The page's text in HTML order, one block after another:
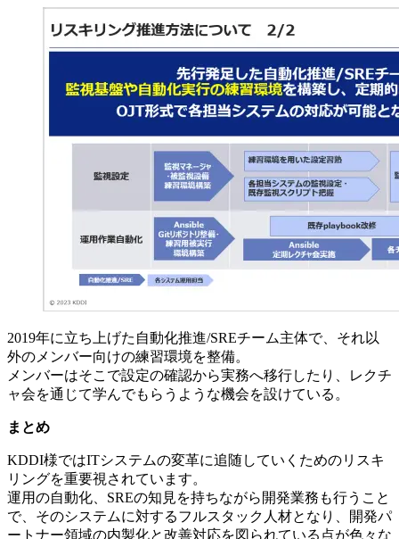
2019年に立ち上げた自動化推進/SREチーム主体で、それ以
外のメンバー向けの練習環境を整備。
メンバーはそこで設定の確認から実務へ移行したり、レクチ
ャ会を通じて学んでもらうような機会を設けている。
まとめ
KDDI様ではITシステムの変革に追随していくためのリスキ
リングを重要視されています。
運用の自動化、SREの知見を持ちながら開発業務も行うこと
で、そのシステムに対するフルスタック人材となり、開発パ
ートナー領域の内製化と改善対応を図られている点が色々な